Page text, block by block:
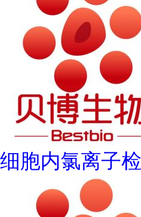
细胞内氯离子